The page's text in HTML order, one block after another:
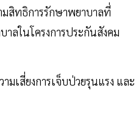
สิทธิการรักษาพยาบาลที่
ลในโครงการประกันสังคม
เสี่ยงการเจ็บป่วยรุนแรง และ